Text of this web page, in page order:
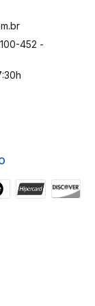
452 -